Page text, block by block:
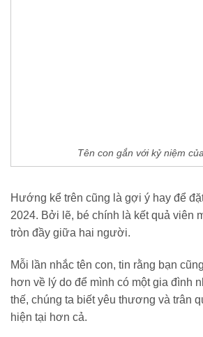
Tên con gắn với kỷ niệm
Hướng kể trên cũng là gợi ý hay để
2024. Bởi lẽ, bé chính là kết quả viên
tròn đầy giữa hai người.
Mỗi lần nhắc tên con, tin rằng bạn
hơn về lý do để mình có một gia đình
thế, chúng ta biết yêu thương và trân
hiện tại hơn cả.